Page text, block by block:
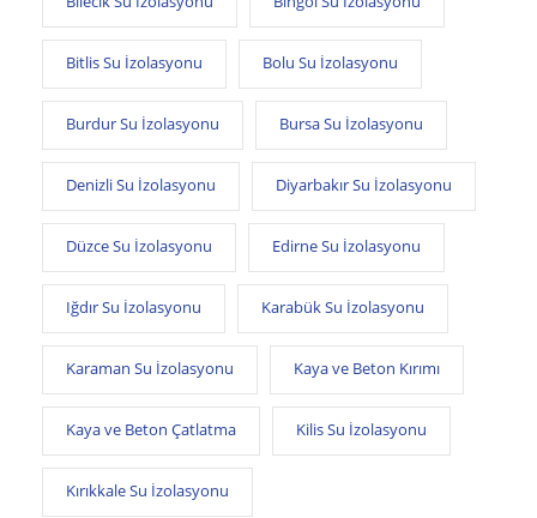
Bitlis Su İzolasyonu Bolu Su İzolasyonu
Burdur Su İzolasyonu Bursa Su İzolasyonu
Denizli Su İzolasyonu Diyarbakır Su İzolasyonu
Düzce Su İzolasyonu Edirne Su İzolasyonu
Iğdır Su İzolasyonu Karabük Su İzolasyonu
Karaman Su İzolasyonu Kaya ve Beton Kırımı
Kaya ve Beton Çatlatma Kilis Su İzolasyonu
Kırıkkale Su İzolasyonu